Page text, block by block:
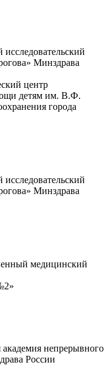
Минздрава
центр
детям им. В.Ф.
города
Минздрава
медицинский
непрерывного
России